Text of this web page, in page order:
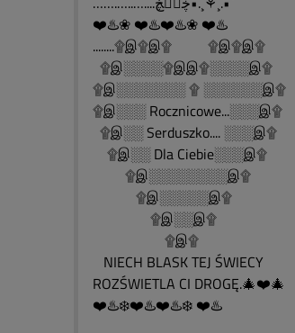
❤️♨️❀ ❤️♨️❤️♨️❀ ❤️♨️
........۩இ۩இ۩ ۩இ۩இ۩
۩இ░░░░۩இஇ۩░░░░இ۩
۩இ░░░░░░░ ۩ ░░░░░░இ۩
۩இ░░░ Rocznicowe...░░░இ۩
۩இ░░ Serduszko.... ░░░இ۩
۩இ░░ Dla Ciebie░░░இ۩
۩இ░░░░░░░░இ۩
۩இ░░░░░இ۩
۩இ░░இ۩
۩இ۩
NIECH BLASK TEJ ŚWIECY
ROZŚWIETLA CI DROGĘ.🎄❤️🎄
❤️♨️❄️❤️♨️❤️♨️❄️ ❤️♨️